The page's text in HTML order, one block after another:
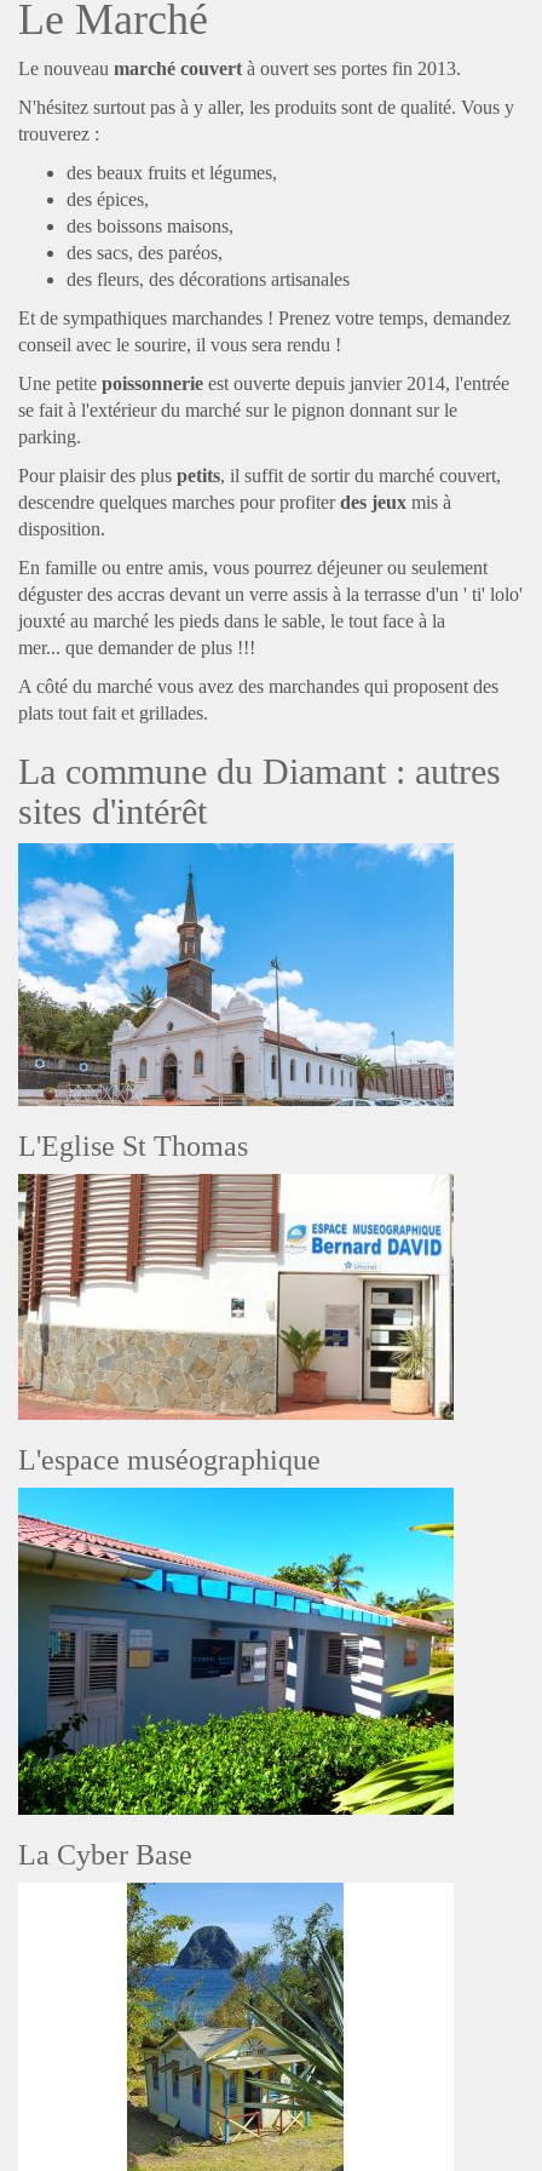
Le Marché
Le nouveau marché couvertà ouvert ses portes fin 2013.
N'hésitez surtout pas à y aller, les produits sont de qualité. Vous y
trouverez :
des beaux fruits et légumes,
des épices,
des boissons maisons,
des sacs, des paréos,
des fleurs, des décorations artisanales
Et de sympathiques marchandes ! Prenez votre temps, demandez
conseil avec le sourire, il vous sera rendu !
Une petite poissonnerie est ouverte depuis janvier 2014, l'entrée
se fait à l'extérieur du marché sur le pignon donnant sur le
parking.
Pour plaisir des plus petits, il suffit de sortir du marché couvert,
descendre quelques marches pour profiterdes jeux mis à
disposition.
En famille ou entre amis, vous pourrez déjeuner ou seulement
déguster des accras devant un verre assis à la terrasse d'un ' ti' lolo'
jouxté au marché les pieds dans le sable, le tout face à la
mer... que demander de plus !!!
A côté du marché vous avez des marchandes qui proposent des
plats tout fait et grillades.
La commune du Diamant : autres
sites d'intérêt
L'Eglise St Thomas
L'espace muséographique
La Cyber Base